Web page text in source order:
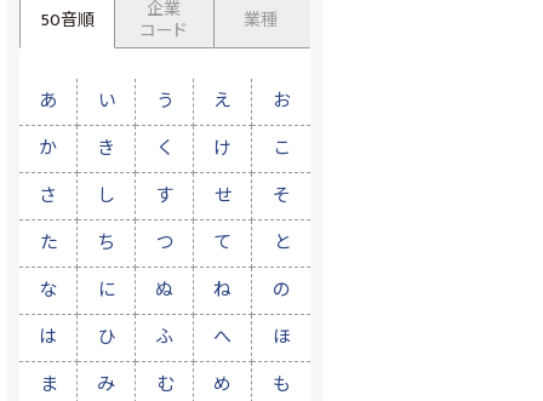
50音順
企業
コード
業種
あ い う え お
か き く け こ
さ し す せ そ
た ち つ て と
な に ぬ ね の
は ひ ふ へ ほ
ま み む め も